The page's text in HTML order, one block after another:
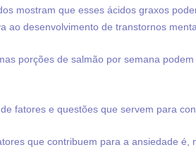
mostram que esses ácidos graxos
ao desenvolvimento de transtornos
porções de salmão por semana
fatores e questões que servem para
que contribuem para a ansiedade é,